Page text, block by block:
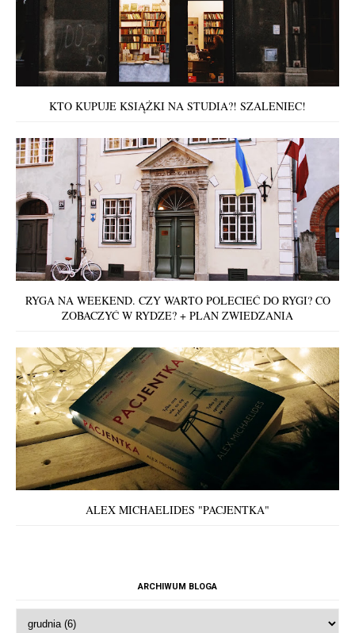
KTO KUPUJE KSIĄŻKI NA STUDIA?! SZALENIEC!
RYGA NA WEEKEND. CZY WARTO POLECIEĆ DO RYGI? CO
ZOBACZYĆ W RYDZE? + PLAN ZWIEDZANIA
ALEX MICHAELIDES "PACJENTKA"
ARCHIWUM BLOGA